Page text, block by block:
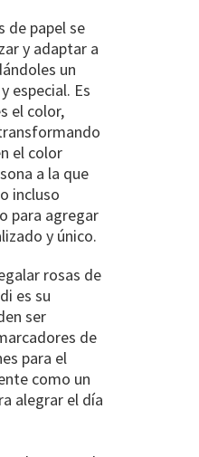
de papel se
y adaptar a
un
especial. Es
el color,
el color
a la que
incluso
para agregar
y único.
rosas de
es su
ser
de
para el
como un
alegrar el día